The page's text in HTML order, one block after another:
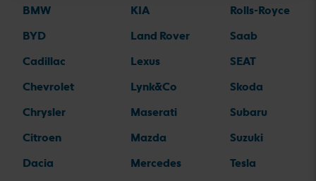
BMW
BYD
Cadillac
Chevrolet
Chrysler
Citroen
Dacia
KIA
Land Rover
Lexus
Lynk&Co
Maserati
Mazda
Mercedes
Rolls-Royce
Saab
SEAT
Skoda
Subaru
Suzuki
Tesla